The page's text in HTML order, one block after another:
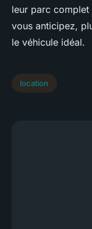
leur parc complet
vous anticipez,
le véhicule idéal.
location